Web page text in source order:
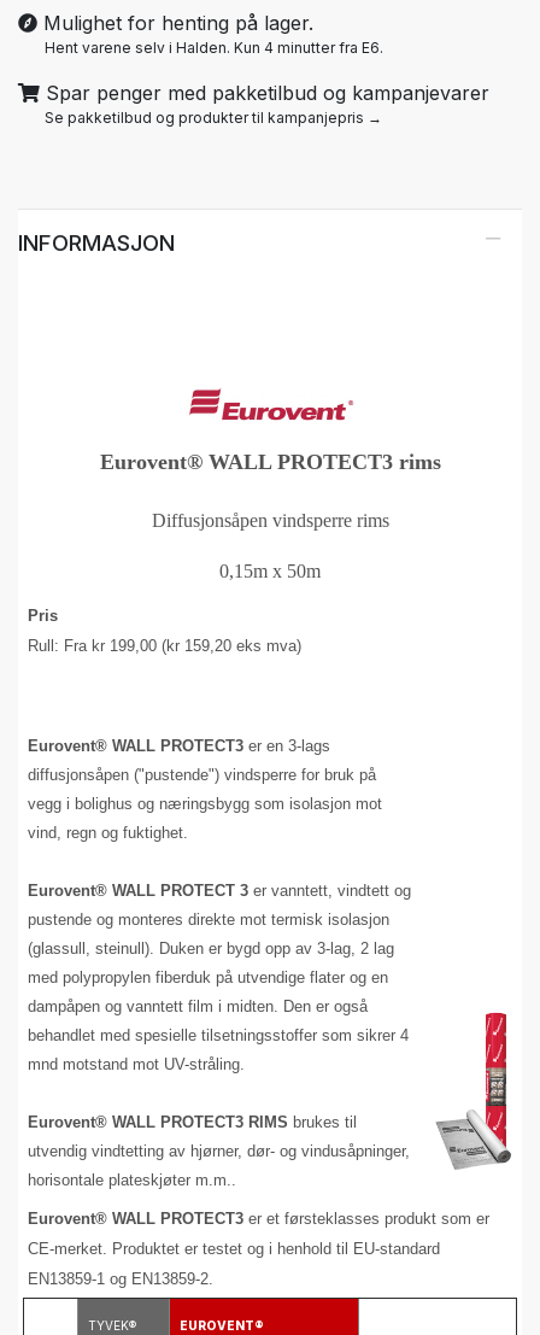
Mulighet for henting på lager.
Hent varene selv i Halden. Kun 4 minutter fra E6.
Spar penger med pakketilbud og kampanjevarer
Se pakketilbud og produkter til kampanjepris →
INFORMASJON
Eurovent® WALL PROTECT3 rims
Diffusjonsåpen vindsperre rims
0,15m x 50m
Pris
Rull: Fra kr 199,00 (kr 159,20 eks mva)
Eurovent® WALL PROTECT3 er en 3-lags
diffusjonsåpen ("pustende") vindsperre for bruk på
vegg i bolighus og næringsbygg som isolasjon mot
vind, regn og fuktighet.
Eurovent® WALL PROTECT 3 er vanntett, vindtett og
pustende og monteres direkte mot termisk isolasjon
(glassull, steinull). Duken er bygd opp av 3-lag, 2 lag
med polypropylen fiberduk på utvendige flater og en
dampåpen og vanntett film i midten. Den er også
behandlet med spesielle tilsetningsstoffer som sikrer 4
mnd motstand mot UV-stråling.
Eurovent® WALL PROTECT3 RIMS brukes til
utvendig vindtetting av hjørner, dør- og vindusåpninger,
horisontale plateskjøter m.m..
Eurovent® WALL PROTECT3 er et førsteklasses produkt som er
CE-merket. Produktet er testet og i henhold til EU-standard
EN13859-1 og EN13859-2.
TYVEK®
EUROVENT®